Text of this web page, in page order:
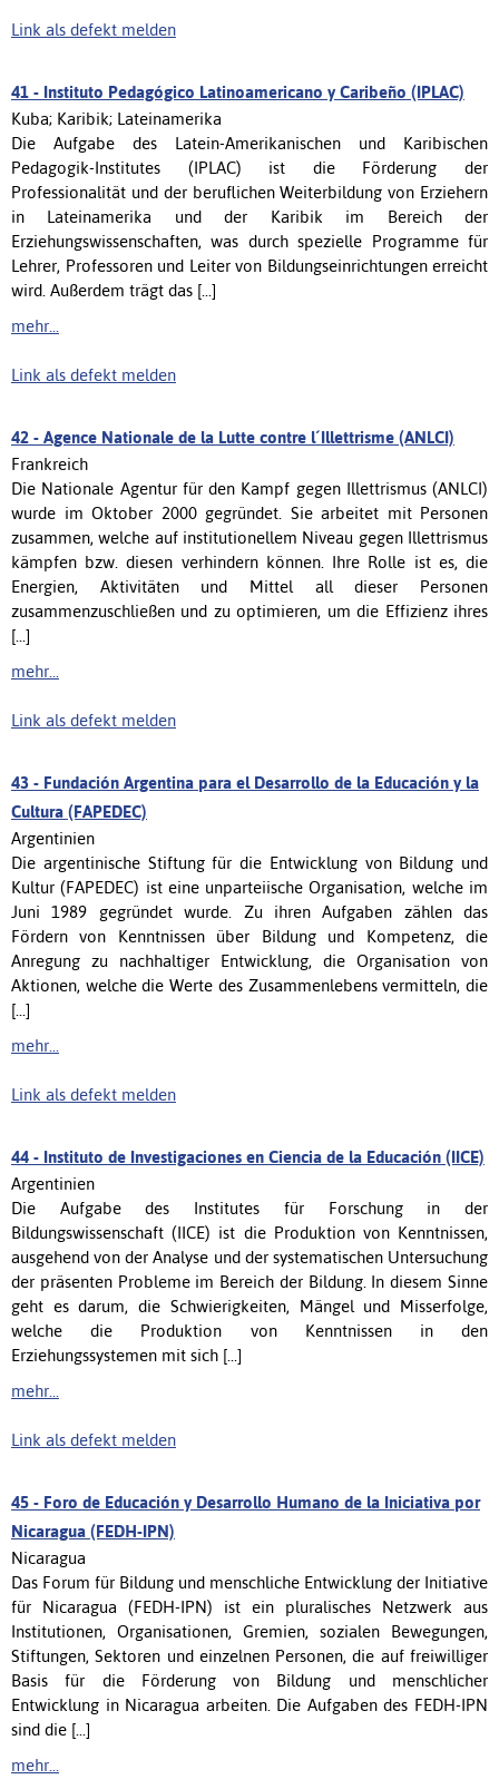
Link als defekt melden
41 - Instituto Pedagógico Latinoamericano y Caribeño (IPLAC)
Kuba; Karibik; Lateinamerika
Die Aufgabe des Latein-Amerikanischen und Karibischen
Pedagogik-Institutes (IPLAC) ist die Förderung der
Professionalität und der beruflichen Weiterbildung von Erziehern
in Lateinamerika und der Karibik im Bereich der
Erziehungswissenschaften, was durch spezielle Programme für
Lehrer, Professoren und Leiter von Bildungseinrichtungen erreicht
wird. Außerdem trägt das [...]
mehr...
Link als defekt melden
42 - Agence Nationale de la Lutte contre l´Illettrisme (ANLCI)
Frankreich
Die Nationale Agentur für den Kampf gegen Illettrismus (ANLCI)
wurde im Oktober 2000 gegründet. Sie arbeitet mit Personen
zusammen, welche auf institutionellem Niveau gegen Illettrismus
kämpfen bzw. diesen verhindern können. Ihre Rolle ist es, die
Energien, Aktivitäten und Mittel all dieser Personen
zusammenzuschließen und zu optimieren, um die Effizienz ihres
[...]
mehr...
Link als defekt melden
43 - Fundación Argentina para el Desarrollo de la Educación y la
Cultura (FAPEDEC)
Argentinien
Die argentinische Stiftung für die Entwicklung von Bildung und
Kultur (FAPEDEC) ist eine unparteiische Organisation, welche im
Juni 1989 gegründet wurde. Zu ihren Aufgaben zählen das
Fördern von Kenntnissen über Bildung und Kompetenz, die
Anregung zu nachhaltiger Entwicklung, die Organisation von
Aktionen, welche die Werte des Zusammenlebens vermitteln, die
[...]
mehr...
Link als defekt melden
44 - Instituto de Investigaciones en Ciencia de la Educación (IICE)
Argentinien
Die Aufgabe des Institutes für Forschung in der
Bildungswissenschaft (IICE) ist die Produktion von Kenntnissen,
ausgehend von der Analyse und der systematischen Untersuchung
der präsenten Probleme im Bereich der Bildung. In diesem Sinne
geht es darum, die Schwierigkeiten, Mängel und Misserfolge,
welche die Produktion von Kenntnissen in den
Erziehungssystemen mit sich [...]
mehr...
Link als defekt melden
45 - Foro de Educación y Desarrollo Humano de la Iniciativa por
Nicaragua (FEDH-IPN)
Nicaragua
Das Forum für Bildung und menschliche Entwicklung der Initiative
für Nicaragua (FEDH-IPN) ist ein pluralisches Netzwerk aus
Institutionen, Organisationen, Gremien, sozialen Bewegungen,
Stiftungen, Sektoren und einzelnen Personen, die auf freiwilliger
Basis für die Förderung von Bildung und menschlicher
Entwicklung in Nicaragua arbeiten. Die Aufgaben des FEDH-IPN
sind die [...]
mehr...